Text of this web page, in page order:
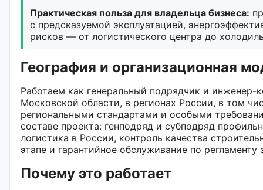
Практическая польза для владельца бизнеса:
с предсказуемой эксплуатацией,
рисков — от логистического центра до
География и организационная
Работаем как генеральный подрядчик и инженер-
Московской области, в регионах России, в том
региональными стандартами и особыми
составе проекта: генподряд и субподряд
логистика в России, контроль качества
этапе и гарантийное обслуживание по регламенту
Почему это работает